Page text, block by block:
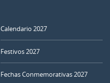
Calendario 2027
Festivos 2027
Fechas Conmemorativas 2027